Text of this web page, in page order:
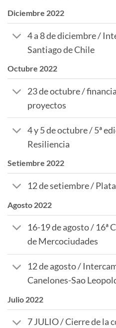
Diciembre 2022
4 a 8 de diciembre /
Santiago de Chile
Octubre 2022
23 de octubre /
proyectos
4 y 5 de octubre / 5ª
Resiliencia
Setiembre 2022
12 de setiembre /
Agosto 2022
16-19 de agosto / 16ª
de Mercociudades
12 de agosto /
Canelones-Sao
Julio 2022
7 JULIO / Cierre de la